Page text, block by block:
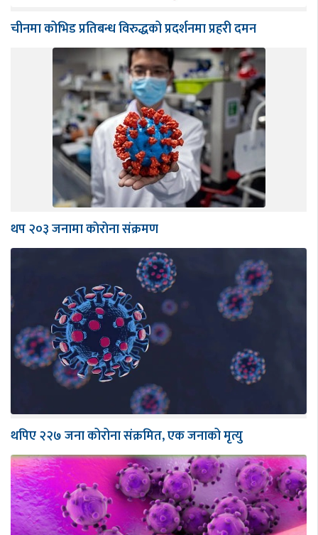
चीनमा कोभिड प्रतिबन्ध विरुद्धको प्रदर्शनमा प्रहरी दमन
थप २०३ जनामा काेराेना संक्रमण
थपिए २२७ जना कोरोना संक्रमित, एक जनाको मृत्यु